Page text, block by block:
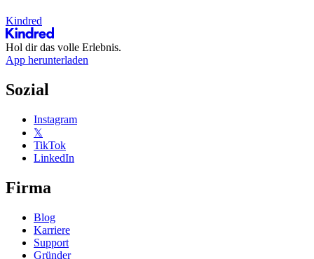
Kindred
Hol dir das volle Erlebnis.
App herunterladen
Sozial
Instagram
𝕏
TikTok
LinkedIn
Firma
Blog
Karriere
Support
Gründer